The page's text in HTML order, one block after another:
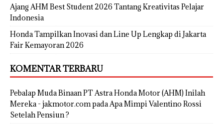
Ajang AHM Best Student 2026 Tantang Kreativitas Pelajar
Indonesia
Honda Tampilkan Inovasi dan Line Up Lengkap di Jakarta
Fair Kemayoran 2026
KOMENTAR TERBARU
Pebalap Muda Binaan PT Astra Honda Motor (AHM) Inilah
Mereka - jakmotor.compada Apa Mimpi Valentino Rossi
Setelah Pensiun ?